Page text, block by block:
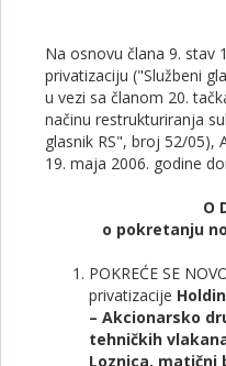
Na osnovu člana 9. stav
privatizaciju ("Službeni
u vezi sa članom 20.
načinu restrukturiranja
glasnik RS", broj 52/05),
19. maja 2006. godine
O
o pokretanju
POKREĆE SE
privatizacije
– Akcionarsko
tehničkih
Loznica, matični